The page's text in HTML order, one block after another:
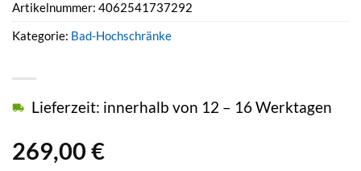
269,00 €
Lieferzeit: innerhalb von 12 – 16 Werktagen
Artikelnummer: 4062541737292
Kategorie: Bad-Hochschränke